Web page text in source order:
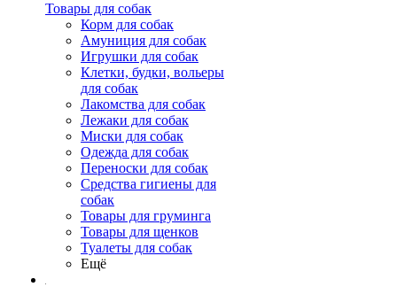
Товары для собак
Корм для собак
Амуниция для собак
Игрушки для собак
Клетки, будки, вольеры
для собак
Лакомства для собак
Лежаки для собак
Миски для собак
Одежда для собак
Переноски для собак
Средства гигиены для
собак
Товары для груминга
Товары для щенков
Туалеты для собак
Ещё